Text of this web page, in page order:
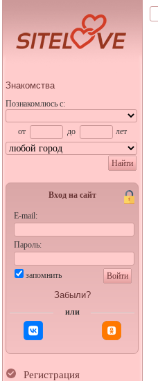
Знакомства
Познакомлюсь с:
от до лет
Найти
Вход на сайт
E-mail:
Пароль:
запомнить Войти
Забыли?
или
Регистрация